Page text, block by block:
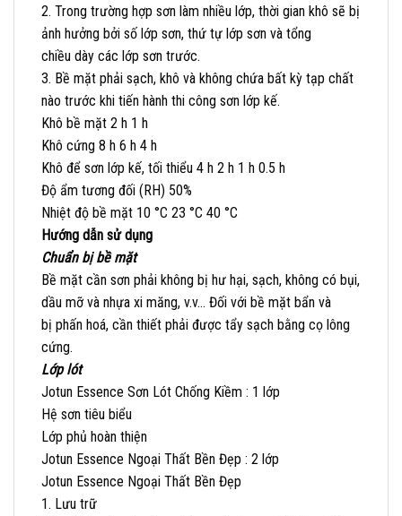
2. Trong trường hợp sơn làm nhiều lớp, thời gian khô sẽ bị
ảnh hưởng bởi số lớp sơn, thứ tự lớp sơn và tổng
chiều dày các lớp sơn trước.
3. Bề mặt phải sạch, khô và không chứa bất kỳ tạp chất
nào trước khi tiến hành thi công sơn lớp kế.
Khô bề mặt 2 h 1 h
Khô cứng 8 h 6 h 4 h
Khô để sơn lớp kế, tối thiểu 4 h 2 h 1 h 0.5 h
Độ ẩm tương đối (RH) 50%
Nhiệt độ bề mặt 10 °C 23 °C 40 °C
Hướng dẫn sử dụng
Chuẩn bị bề mặt
Bề mặt cần sơn phải không bị hư hại, sạch, không có bụi,
dầu mỡ và nhựa xi măng, v.v… Đối với bề mặt bẩn và
bị phấn hoá, cần thiết phải được tẩy sạch bằng cọ lông
cứng.
Lớp lót
Jotun Essence Sơn Lót Chống Kiềm : 1 lớp
Hệ sơn tiêu biểu
Lớp phủ hoàn thiện
Jotun Essence Ngoại Thất Bền Đẹp : 2 lớp
Jotun Essence Ngoại Thất Bền Đẹp
1. Lưu trữ